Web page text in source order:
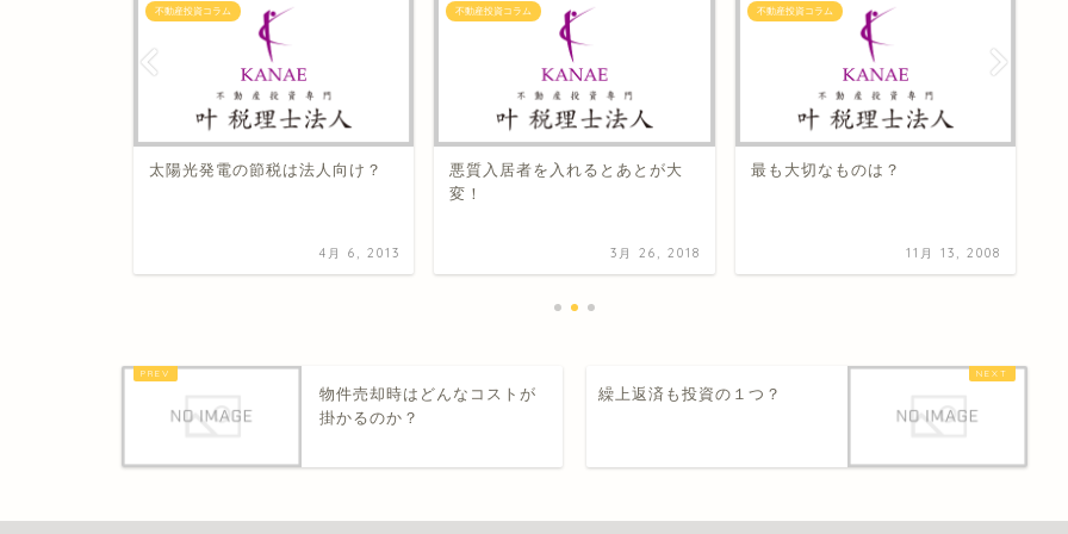
不動産投資コラム
太陽光発電の節税は法人向け？
4月 6, 2013
不動産投資コラム
悪質入居者を入れるとあとが大
変！
3月 26, 2018
不動産投資コラム
最も大切なものは？
11月 13, 2008
物件売却時はどんなコストが
掛かるのか？
繰上返済も投資の１つ？